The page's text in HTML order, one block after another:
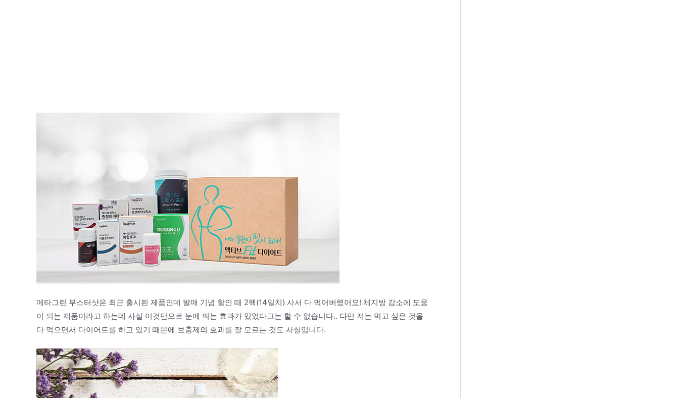
메타그린 부스터샷은 최근 출시된 제품인데 발매 기념 할인 때 2팩(14일치) 사서 다 먹어버렸어요! 체지방 감소에 도움
이 되는 제품이라고 하는데 사실 이것만으로 눈에 띄는 효과가 있었다고는 할 수 없습니다.. 다만 저는 먹고 싶은 것을
다 먹으면서 다이어트를 하고 있기 때문에 보충제의 효과를 잘 모르는 것도 사실입니다.